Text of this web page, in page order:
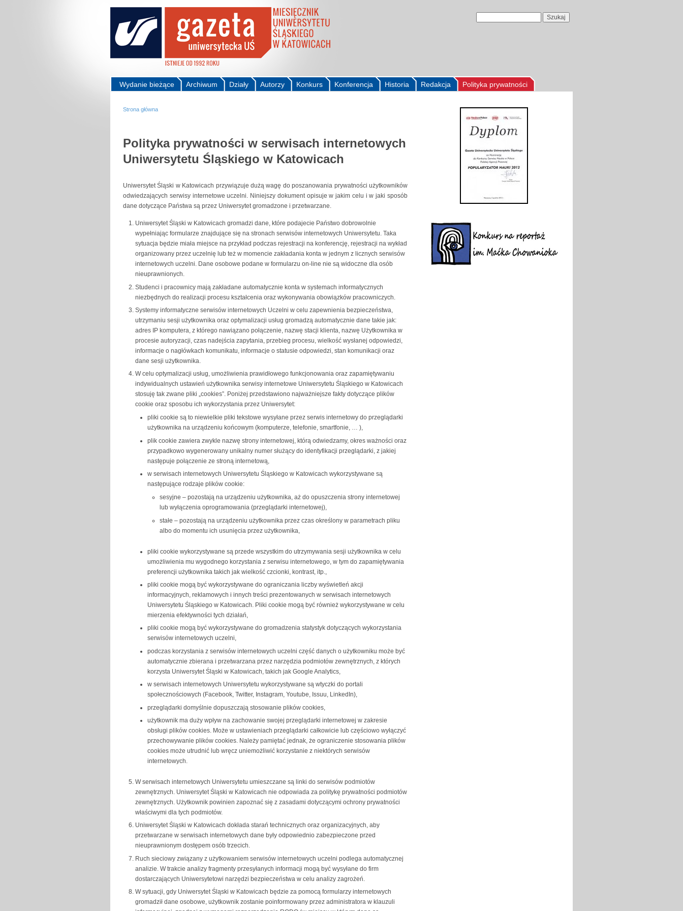
Polityka prywatności
Redakcja
Historia
Konferencja
Konkurs
Autorzy
Działy
Archiwum
Wydanie bieżące
Strona główna
Polityka prywatności w serwisach internetowych
Uniwersytetu Śląskiego w Katowicach
Uniwersytet Śląski w Katowicach przywiązuje dużą wagę do poszanowania prywatności użytkowników
odwiedzających serwisy internetowe uczelni. Niniejszy dokument opisuje w jakim celu i w jaki sposób
dane dotyczące Państwa są przez Uniwersytet gromadzone i przetwarzane.
Uniwersytet Śląski w Katowicach gromadzi dane, które podajecie Państwo dobrowolnie
wypełniając formularze znajdujące się na stronach serwisów internetowych Uniwersytetu. Taka
sytuacja będzie miała miejsce na przykład podczas rejestracji na konferencję, rejestracji na wykład
organizowany przez uczelnię lub też w momencie zakładania konta w jednym z licznych serwisów
internetowych uczelni. Dane osobowe podane w formularzu on-line nie są widoczne dla osób
nieuprawnionych.
Studenci i pracownicy mają zakładane automatycznie konta w systemach informatycznych
niezbędnych do realizacji procesu kształcenia oraz wykonywania obowiązków pracowniczych.
Systemy informatyczne serwisów internetowych Uczelni w celu zapewnienia bezpieczeństwa,
utrzymaniu sesji użytkownika oraz optymalizacji usług gromadzą automatycznie dane takie jak:
adres IP komputera, z którego nawiązano połączenie, nazwę stacji klienta, nazwę Użytkownika w
procesie autoryzacji, czas nadejścia zapytania, przebieg procesu, wielkość wysłanej odpowiedzi,
informacje o nagłówkach komunikatu, informacje o statusie odpowiedzi, stan komunikacji oraz
dane sesji użytkownika.
W celu optymalizacji usług, umożliwienia prawidłowego funkcjonowania oraz zapamiętywaniu
indywidualnych ustawień użytkownika serwisy internetowe Uniwersytetu Śląskiego w Katowicach
stosuję tak zwane pliki „cookies”. Poniżej przedstawiono najważniejsze fakty dotyczące plików
cookie oraz sposobu ich wykorzystania przez Uniwersytet:
pliki cookie są to niewielkie pliki tekstowe wysyłane przez serwis internetowy do przeglądarki
użytkownika na urządzeniu końcowym (komputerze, telefonie, smartfonie, … ),
plik cookie zawiera zwykle nazwę strony internetowej, którą odwiedzamy, okres ważności oraz
przypadkowo wygenerowany unikalny numer służący do identyfikacji przeglądarki, z jakiej
następuje połączenie ze stroną internetową,
w serwisach internetowych Uniwersytetu Śląskiego w Katowicach wykorzystywane są
następujące rodzaje plików cookie:
sesyjne – pozostają na urządzeniu użytkownika, aż do opuszczenia strony internetowej
lub wyłączenia oprogramowania (przeglądarki internetowej),
stałe – pozostają na urządzeniu użytkownika przez czas określony w parametrach pliku
albo do momentu ich usunięcia przez użytkownika,
pliki cookie wykorzystywane są przede wszystkim do utrzymywania sesji użytkownika w celu
umożliwienia mu wygodnego korzystania z serwisu internetowego, w tym do zapamiętywania
preferencji użytkownika takich jak wielkość czcionki, kontrast, itp.,
pliki cookie mogą być wykorzystywane do ograniczania liczby wyświetleń akcji
informacyjnych, reklamowych i innych treści prezentowanych w serwisach internetowych
Uniwersytetu Śląskiego w Katowicach. Pliki cookie mogą być również wykorzystywane w celu
mierzenia efektywności tych działań,
pliki cookie mogą być wykorzystywane do gromadzenia statystyk dotyczących wykorzystania
serwisów internetowych uczelni,
podczas korzystania z serwisów internetowych uczelni część danych o użytkowniku może być
automatycznie zbierana i przetwarzana przez narzędzia podmiotów zewnętrznych, z których
korzysta Uniwersytet Śląski w Katowicach, takich jak Google Analytics,
w serwisach internetowych Uniwersytetu wykorzystywane są wtyczki do portali
społecznościowych (Facebook, Twitter, Instagram, Youtube, Issuu, LinkedIn),
przeglądarki domyślnie dopuszczają stosowanie plików cookies,
użytkownik ma duży wpływ na zachowanie swojej przeglądarki internetowej w zakresie
obsługi plików cookies. Może w ustawieniach przeglądarki całkowicie lub częściowo wyłączyć
przechowywanie plików cookies. Należy pamiętać jednak, że ograniczenie stosowania plików
cookies może utrudnić lub wręcz uniemożliwić korzystanie z niektórych serwisów
internetowych.
W serwisach internetowych Uniwersytetu umieszczane są linki do serwisów podmiotów
zewnętrznych. Uniwersytet Śląski w Katowicach nie odpowiada za politykę prywatności podmiotów
zewnętrznych. Użytkownik powinien zapoznać się z zasadami dotyczącymi ochrony prywatności
właściwymi dla tych podmiotów.
Uniwersytet Śląski w Katowicach dokłada starań technicznych oraz organizacyjnych, aby
przetwarzane w serwisach internetowych dane były odpowiednio zabezpieczone przed
nieuprawnionym dostępem osób trzecich.
Ruch sieciowy związany z użytkowaniem serwisów internetowych uczelni podlega automatycznej
analizie. W trakcie analizy fragmenty przesyłanych informacji mogą być wysyłane do firm
dostarczających Uniwersytetowi narzędzi bezpieczeństwa w celu analizy zagrożeń.
W sytuacji, gdy Uniwersytet Śląski w Katowicach będzie za pomocą formularzy internetowych
gromadził dane osobowe, użytkownik zostanie poinformowany przez administratora w klauzuli